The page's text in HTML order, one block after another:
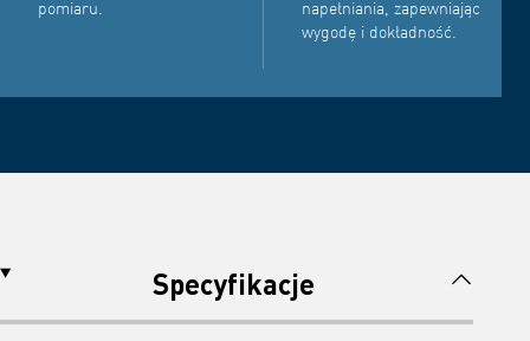
pomiaru.
napełniania, zapewniając
wygodę i dokładność.
Specyfikacje